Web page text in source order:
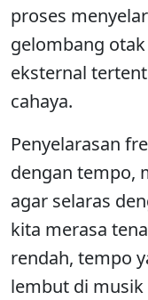
proses
gelombang
eksternal
cahaya.
Penyelarasan
dengan tempo,
agar selaras
kita merasa
rendah, tempo
lembut di